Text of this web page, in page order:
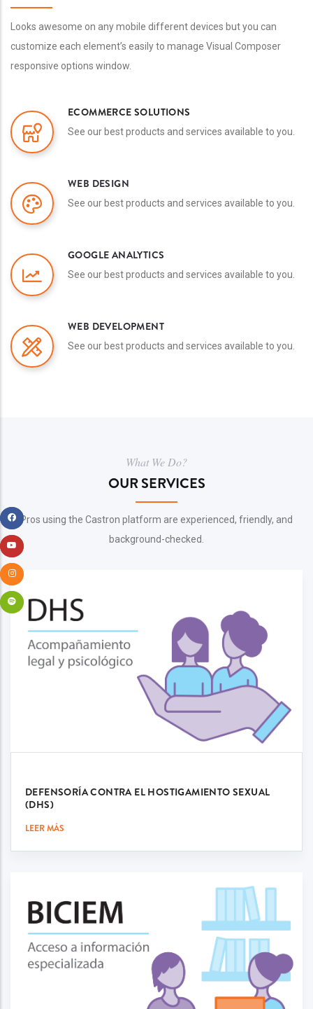
Looks awesome on any mobile different devices but you can
customize each element’s easily to manage Visual Composer
responsive options window.
ECOMMERCE SOLUTIONS
See our best products and services available to you.
WEB DESIGN
See our best products and services available to you.
GOOGLE ANALYTICS
See our best products and services available to you.
WEB DEVELOPMENT
See our best products and services available to you.
What We Do?
OUR SERVICES
Pros using the Castron platform are experienced, friendly, and
background-checked.
DEFENSORÍA CONTRA EL HOSTIGAMIENTO SEXUAL
(DHS)
LEER MÁS